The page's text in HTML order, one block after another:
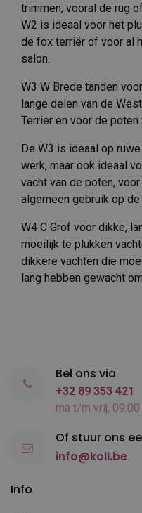
trimmen, vooral de rug
W2 is ideaal voor het
de fox terriër of voor al
salon.
W3 W Brede tanden
lange delen van de
Terrier en voor de poten
De W3 is ideaal op
werk, maar ook ideaal
vacht van de poten,
algemeen gebruik op de
W4 C Grof voor dikke,
moeilijk te plukken
dikkere vachten die
lang hebben gewacht
Info
Bel ons via
+32 89 353 421
ma t/m vrij,
Of stuur ons
info@koll.be